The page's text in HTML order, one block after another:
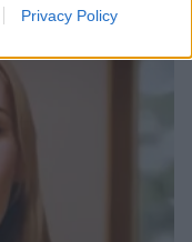
Privacy Policy